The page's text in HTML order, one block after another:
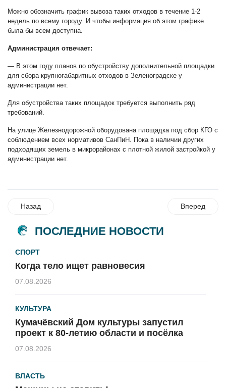
Можно обозначить график вывоза таких отходов в течение 1-2
недель по всему городу. И чтобы информация об этом графике
была бы всем доступна.
Администрация отвечает:
— В этом году планов по обустройству дополнительной площадки
для сбора крупногабаритных отходов в Зеленоградске у
администрации нет.
Для обустройства таких площадок требуется выполнить ряд
требований.
На улице Железнодорожной оборудована площадка под сбор КГО с
соблюдением всех нормативов СанПиН. Пока в наличии других
подходящих земель в микрорайонах с плотной жилой застройкой у
администрации нет.
Назад Вперед
ПОСЛЕДНИЕ НОВОСТИ
СПОРТ
Когда тело ищет равновесия
07.08.2026
КУЛЬТУРА
Кумачёвский Дом культуры запустил
проект к 80-летию области и посёлка
07.08.2026
ВЛАСТЬ